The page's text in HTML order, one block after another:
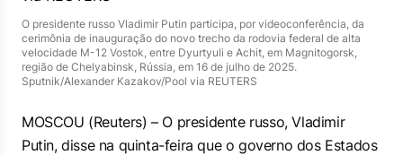
O presidente russo Vladimir Putin participa, por videoconferência, da
cerimônia de inauguração do novo trecho da rodovia federal de alta
velocidade M-12 Vostok, entre Dyurtyuli e Achit, em Magnitogorsk,
região de Chelyabinsk, Rússia, em 16 de julho de 2025.
Sputnik/Alexander Kazakov/Pool via REUTERS
MOSCOU (Reuters) – O presidente russo, Vladimir
Putin, disse na quinta-feira que o governo dos Estados